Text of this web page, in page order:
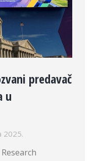
predavač
u
2025.